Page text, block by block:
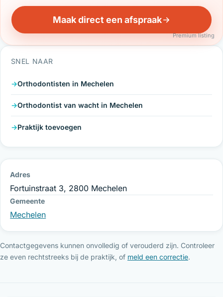
Maak direct een afspraak
Premium listing
SNEL NAAR
Orthodontisten in Mechelen
Orthodontist van wacht in Mechelen
Praktijk toevoegen
Adres
Fortuinstraat 3, 2800 Mechelen
Gemeente
Mechelen
Contactgegevens kunnen onvolledig of verouderd zijn. Controleer
ze even rechtstreeks bij de praktijk, of meld een correctie.